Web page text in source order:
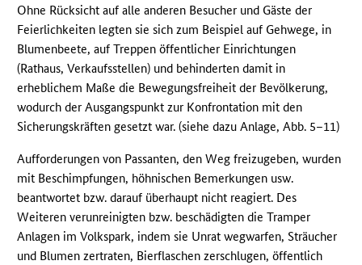
Ohne Rücksicht auf alle anderen Besucher und Gäste der
Feierlichkeiten legten sie sich zum Beispiel auf Gehwege, in
Blumenbeete, auf Treppen öffentlicher Einrichtungen
(Rathaus, Verkaufsstellen) und behinderten damit in
erheblichem Maße die Bewegungsfreiheit der Bevölkerung,
wodurch der Ausgangspunkt zur Konfrontation mit den
Sicherungskräften gesetzt war. (siehe dazu Anlage, Abb. 5–11)
Aufforderungen von Passanten, den Weg freizugeben, wurden
mit Beschimpfungen, höhnischen Bemerkungen usw.
beantwortet bzw. darauf überhaupt nicht reagiert. Des
Weiteren verunreinigten bzw. beschädigten die Tramper
Anlagen im Volkspark, indem sie Unrat wegwarfen, Sträucher
und Blumen zertraten, Bierflaschen zerschlugen, öffentlich